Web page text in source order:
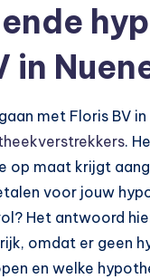
in
met Floris BV
.
op maat krijgt
voor jouw
Het antwoord
omdat er geen
en welke